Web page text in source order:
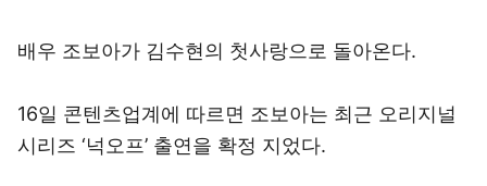
배우 조보아가 김수현의 첫사랑으로 돌아온다.
16일 콘텐츠업계에 따르면 조보아는 최근 오리지널
시리즈 ‘넉오프’ 출연을 확정 지었다.